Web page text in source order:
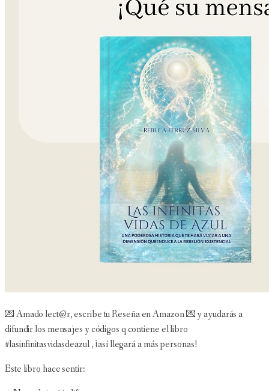
💌 Amado lect@r, escribe tu Reseña en Amazon 💌 y ayudarás a
difundir los mensajes y códigos q contiene el libro
#lasinfinitasvidasdeazul , ¡así llegará a más personas!
Este libro hace sentir: